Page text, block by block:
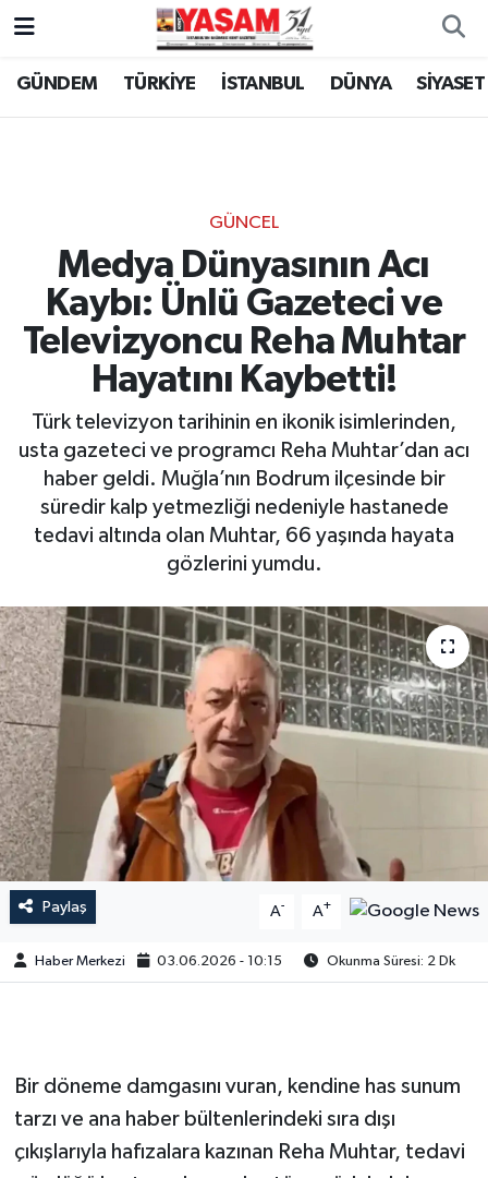
GÜNDEM TÜRKİYE İSTANBUL DÜNYA SİYASET
GÜNCEL
Medya Dünyasının Acı
Kaybı: Ünlü Gazeteci ve
Televizyoncu Reha Muhtar
Hayatını Kaybetti!
Türk televizyon tarihinin en ikonik isimlerinden,
usta gazeteci ve programcı Reha Muhtar’dan acı
haber geldi. Muğla’nın Bodrum ilçesinde bir
süredir kalp yetmezliği nedeniyle hastanede
tedavi altında olan Muhtar, 66 yaşında hayata
gözlerini yumdu.
Paylaş A- A+
Haber Merkezi 03.06.2026 - 10:15 Okunma Süresi: 2 Dk
Bir döneme damgasını vuran, kendine has sunum
tarzı ve ana haber bültenlerindeki sıra dışı
çıkışlarıyla hafızalara kazınan Reha Muhtar, tedavi